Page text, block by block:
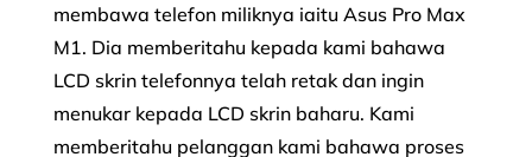
membawa telefon miliknya iaitu Asus Pro Max
M1. Dia memberitahu kepada kami bahawa
LCD skrin telefonnya telah retak dan ingin
menukar kepada LCD skrin baharu. Kami
memberitahu pelanggan kami bahawa proses